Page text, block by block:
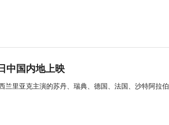
中国内地上映
兰里亚克主演的苏丹、瑞典、德国、法国、沙特阿拉